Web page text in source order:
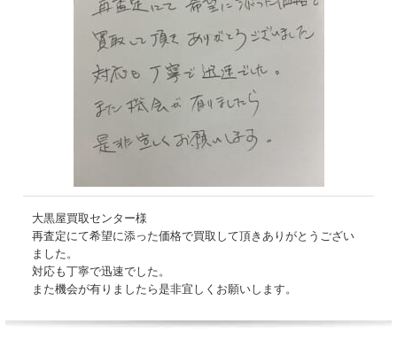
大黒屋買取センター様
再査定にて希望に添った価格で買取して頂きありがとうござい
ました。
対応も丁寧で迅速でした。
また機会が有りましたら是非宜しくお願いします。